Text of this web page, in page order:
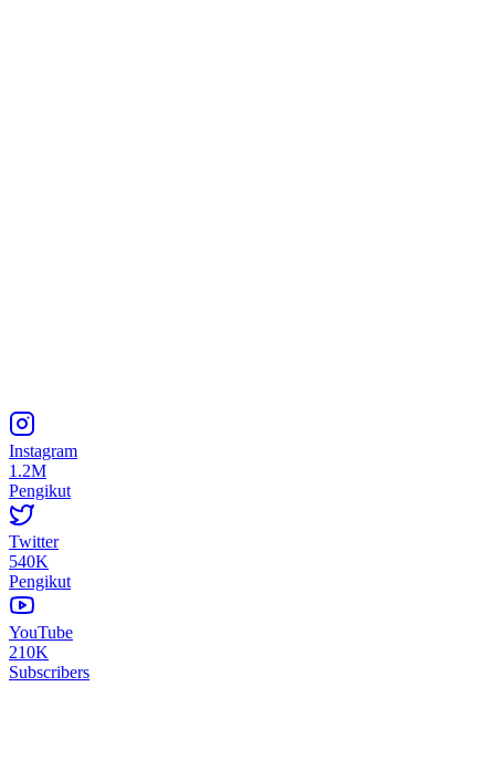
Instagram
1.2M
Pengikut
Twitter
540K
Pengikut
YouTube
210K
Subscribers